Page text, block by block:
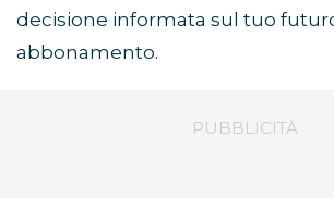
decisione informata sul tuo
abbonamento.